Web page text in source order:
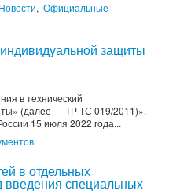
Новости, Официальные
защиты
в технический
(далее — ТР ТС 019/2011)».
15 июля 2022 года...
в отдельных
введения специальных